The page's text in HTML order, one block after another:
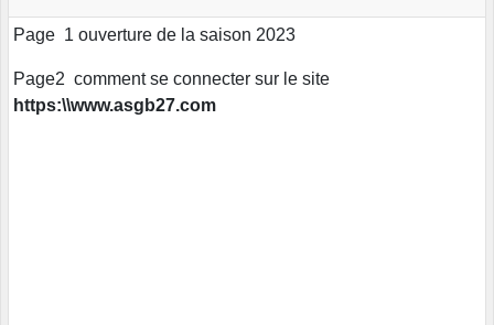
Page 1 ouverture de la saison 2023
Page2 comment se connecter sur le site
https:\\www.asgb27.com